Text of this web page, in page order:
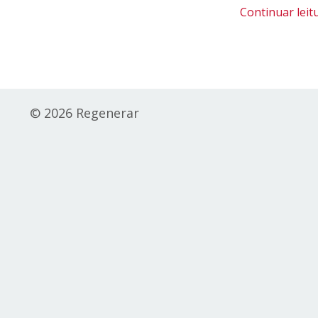
Continuar
© 2026 Regenerar